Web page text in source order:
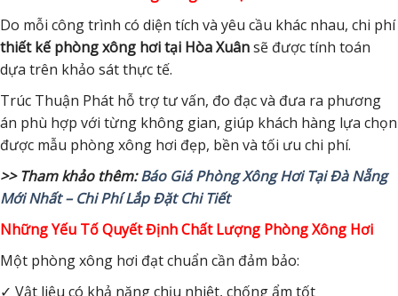
Do mỗi công trình có diện tích và yêu cầu khác nhau, chi phí
thiết kế phòng xông hơi tại Hòa Xuânsẽ được tính toán
dựa trên khảo sát thực tế.
Trúc Thuận Phát hỗ trợ tư vấn, đo đạc và đưa ra phương
án phù hợp với từng không gian, giúp khách hàng lựa chọn
được mẫu phòng xông hơi đẹp, bền và tối ưu chi phí.
>> Tham khảo thêm:Báo Giá Phòng Xông Hơi Tại Đà Nẵng
Mới Nhất – Chi Phí Lắp Đặt Chi Tiết
Những Yếu Tố Quyết Định Chất Lượng Phòng Xông Hơi
Một phòng xông hơi đạt chuẩn cần đảm bảo:
✓ Vật liệu có khả năng chịu nhiệt, chống ẩm tốt